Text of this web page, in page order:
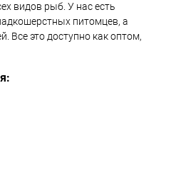
видов рыб. У нас есть
питомцев, а
Все это доступно как оптом,